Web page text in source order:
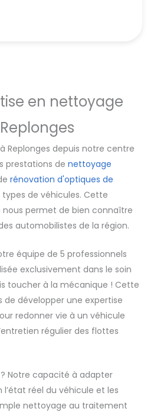
en nettoyage
Replonges depuis notre centre
prestations de nettoyage
rénovation d'optiques de
de véhicules. Cette
permet de bien connaître
automobilistes de la région.
équipe de 5 professionnels
exclusivement dans le soin
toucher à la mécanique ! Cette
développer une expertise
redonner vie à un véhicule
régulier des flottes
Notre capacité à adapter
réel du véhicule et les
nettoyage au traitement